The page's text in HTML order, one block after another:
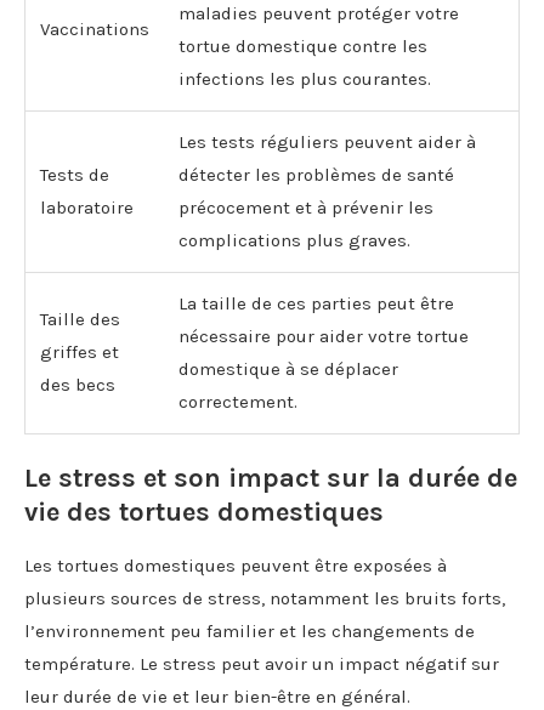
Vaccinations
maladies peuvent protéger votre
tortue domestique contre les
infections les plus courantes.
Tests de
laboratoire
Les tests réguliers peuvent aider à
détecter les problèmes de santé
précocement et à prévenir les
complications plus graves.
Taille des
griffes et
des becs
La taille de ces parties peut être
nécessaire pour aider votre tortue
domestique à se déplacer
correctement.
Le stress et son impact sur la durée de
vie des tortues domestiques
Les tortues domestiques peuvent être exposées à
plusieurs sources de stress, notamment les bruits forts,
l’environnement peu familier et les changements de
température. Le stress peut avoir un impact négatif sur
leur durée de vie et leur bien-être en général.